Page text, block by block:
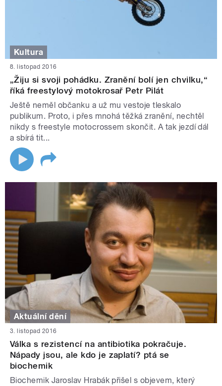
Kultura
8. listopad 2016
„Žiju si svoji pohádku. Zranění bolí jen chvilku,“
říká freestylový motokrosař Petr Pilát
Ještě neměl občanku a už mu vestoje tleskalo
publikum. Proto, i přes mnohá těžká zranění, nechtěl
nikdy s freestyle motocrossem skončit. A tak jezdí dál
a sbírá tit...
Aktuální dění
3. listopad 2016
Válka s rezistencí na antibiotika pokračuje.
Nápady jsou, ale kdo je zaplatí? ptá se
biochemik
Biochemik Jaroslav Hrabák přišel s objevem, který